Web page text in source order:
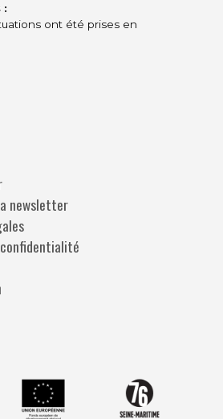
:
ont été prises en
newsletter